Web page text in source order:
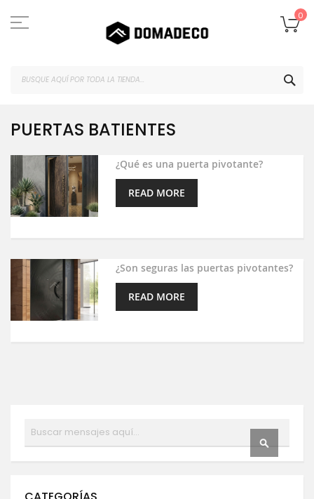
al
contenido
0
PUERTAS BATIENTES
¿Qué es una puerta pivotante?
READ MORE
¿Son seguras las puertas pivotantes?
READ MORE